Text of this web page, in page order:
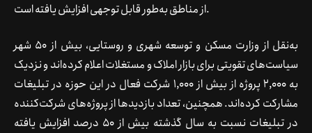
از مناطق به‌طور قابل توجهی افزایش یافته است.
به‌نقل از وزارت مسکن و توسعه شهری و روستایی، بیش از 50 شهر
سیاست‌های تقویتی برای بازار املاک و مستغلات اعلام کرده‌اند و نزدیک
به 2,000 پروژه از بیش از 1,000 شرکت فعال در این حوزه در تبلیغات
مشارکت کرده‌اند. همچنین، تعداد بازدیدها از پروژه‌های شرکت‌کننده
در تبلیغات نسبت به سال گذشته بیش از 50 درصد افزایش یافته